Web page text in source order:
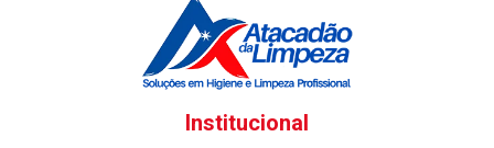
Institucional